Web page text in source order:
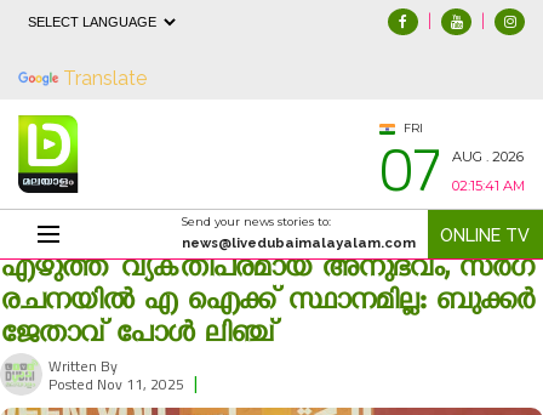
Translate
| |
FRI
07
AUG . 2026
02:15:42 AM
Send your news stories to:
news@livedubaimalayalam.com ONLINE TV
എഴുത്ത് വ്യക്‌തിപരമായ അനുഭവം, സർഗ
രചനയിൽ എ ഐക്ക് സ്ഥാനമില്ല: ബുക്കർ
ജേതാവ് പോൾ ലിഞ്ച്
Written By
Posted Nov 11, 2025 |